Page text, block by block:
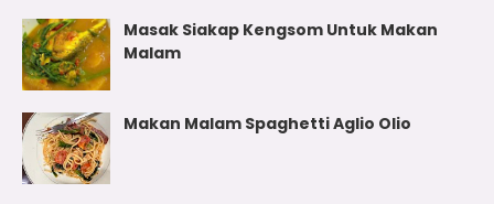
Masak Siakap Kengsom Untuk Makan
Malam
Makan Malam Spaghetti Aglio Olio